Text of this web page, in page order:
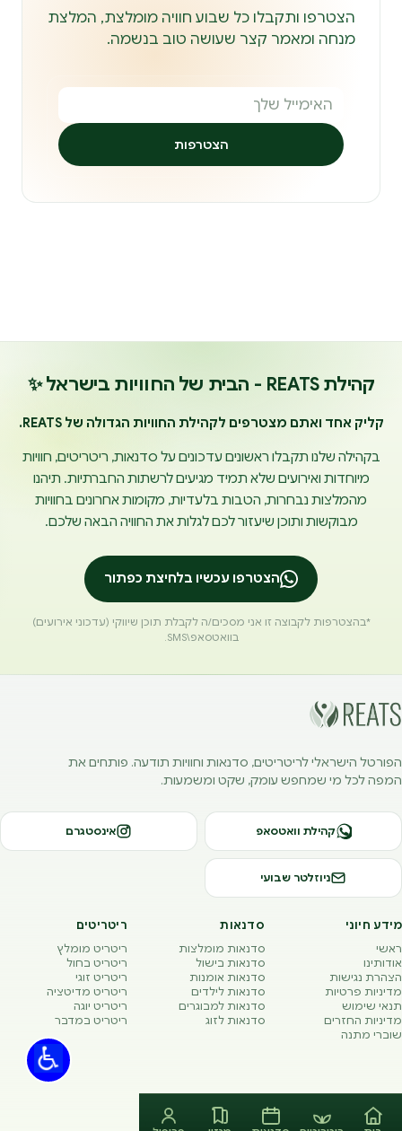
הצטרפו ותקבלו כל שבוע חוויה מומלצת, המלצת
מנחה ומאמר קצר שעושה טוב בנשמה.
הצטרפות
קהילת REATS - הבית של החוויות בישראל ✨
קליק אחד ואתם מצטרפים לקהילת החוויות הגדולה של REATS.
בקהילה שלנו תקבלו ראשונים עדכונים על סדנאות, ריטריטים, חוויות
מיוחדות ואירועים שלא תמיד מגיעים לרשתות החברתיות. תיהנו
מהמלצות נבחרות, הטבות בלעדיות, מקומות אחרונים בחוויות
מבוקשות ותוכן שיעזור לכם לגלות את החוויה הבאה שלכם.
הצטרפו עכשיו בלחיצת כפתור
*בהצטרפות לקבוצה זו אני מסכים/ה לקבלת תוכן שיווקי (עדכוני אירועים)
בוואטסאפ\SMS.
הפורטל הישראלי לריטריטים, סדנאות וחוויות תודעה. פותחים את
המפה לכל מי שמחפש עומק, שקט ומשמעות.
קהילת וואטסאפ אינסטגרם
ניוזלטר שבועי
מידע חיוני
ראשי
אודותינו
הצהרת נגישות
מדיניות פרטיות
תנאי שימוש
מדיניות החזרים
שוברי מתנה
סדנאות
סדנאות מומלצות
סדנאות בישול
סדנאות אומנות
סדנאות לילדים
סדנאות למבוגרים
סדנאות לזוג
ריטריטים
ריטריט מומלץ
ריטריט בחול
ריטריט זוגי
ריטריט מדיטציה
ריטריט יוגה
ריטריט במדבר